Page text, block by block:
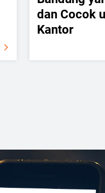
dan Cocok
Kantor